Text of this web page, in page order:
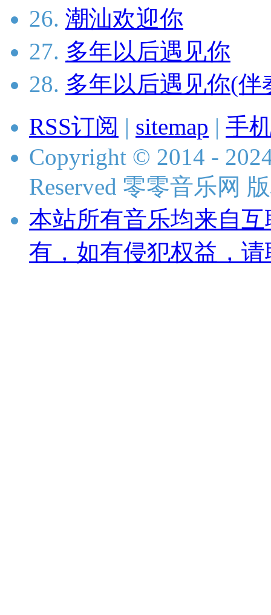
26. 潮汕欢迎你
27. 多年以后遇见你
28. 多年以后遇见你(伴
RSS订阅 | sitemap | 手
Copyright © 2014 -
Reserved 零零音乐网
本站所有音乐均来自
有，如有侵犯权益，